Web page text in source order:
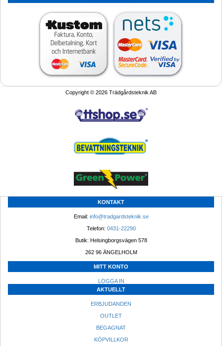
Copyright © 2026 Trädgårdsteknik AB
KONTAKT
Email: info@tradgardsteknik.se
Telefon: 0431-22290
Butik: Helsingborgsvägen 578
262 96 ÄNGELHOLM
MITT KONTO
LOGGA IN
AKTUELLT
ERBJUDANDEN
OUTLET
BEGAGNAT
KÖPVILLKOR